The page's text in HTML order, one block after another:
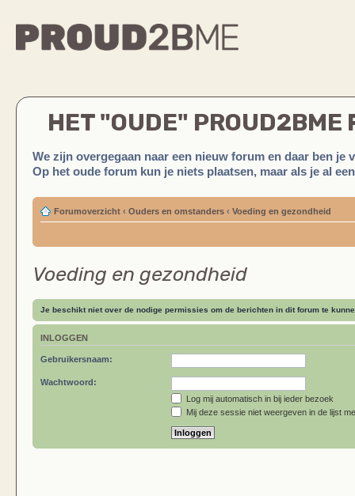
HET "OUDE" PROUD2BME
We zijn overgegaan naar een nieuw forum en daar ben je
Op het oude forum kun je niets plaatsen, maar als je al
Forumoverzicht ‹ Ouders en omstanders ‹ Voeding en gezondheid
Voeding en gezondheid
Je beschikt niet over de nodige permissies om de berichten in dit forum te
INLOGGEN
Gebruikersnaam:
Wachtwoord:
Log mij automatisch in bij ieder bezoek
Mij deze sessie niet weergeven in de lijst